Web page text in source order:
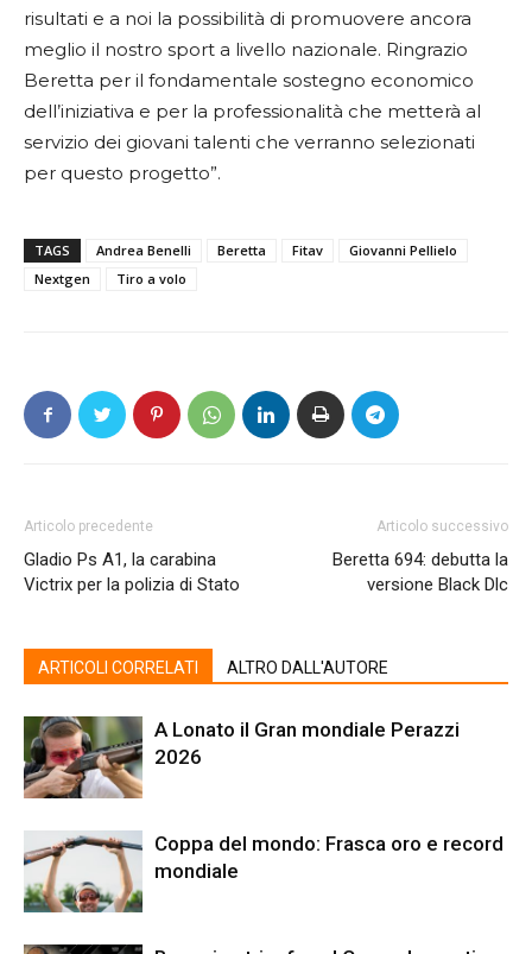
risultati e a noi la possibilità di promuovere ancora
meglio il nostro sport a livello nazionale. Ringrazio
Beretta per il fondamentale sostegno economico
dell’iniziativa e per la professionalità che metterà al
servizio dei giovani talenti che verranno selezionati
per questo progetto”.
TAGS Andrea Benelli Beretta Fitav
Giovanni Pellielo
Nextgen
Tiro a volo
Articolo precedente
Gladio Ps A1, la carabina
Victrix per la polizia di Stato
Articolo successivo
Beretta 694: debutta la
versione Black Dlc
ARTICOLI CORRELATI ALTRO DALL'AUTORE
A Lonato il Gran mondiale Perazzi
2026
Coppa del mondo: Frasca oro e record
mondiale